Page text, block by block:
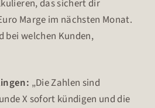
das sichert dir
Marge im nächsten Monat.
bei welchen Kunden,
„Die Zahlen sind
X sofort kündigen und die